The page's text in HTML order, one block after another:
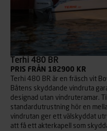
Terhi 480 BR
PRIS FRÅN 182900 KR
Terhi 480 BR är en fräsch vit
Båtens skyddande vindruta
designad utan vindruteramar.
standardutrustning hör en
vindrutan ger ett välskyddat
att få ett akterkapell som